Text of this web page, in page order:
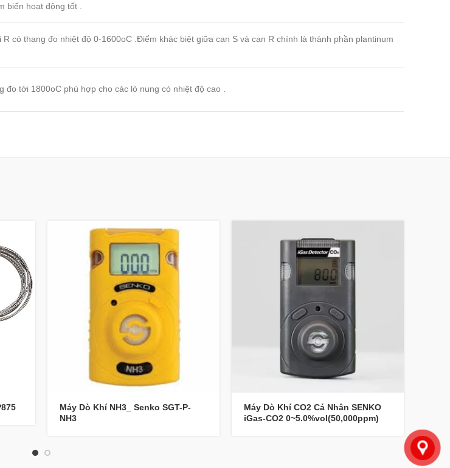
biến hoạt động tốt .
có thang đo nhiệt độ 0-1600oC .Điểm khác biệt giữa can S và can R chính là thành phần plantinum
đo tới 1800oC phù hợp cho các lò nung có nhiệt độ cao .
Máy Dò Khí NH3_ Senko SGT-P-
NH3
Máy Dò Khí CO2 Cá Nhân SENKO
iGas-CO2 0~5.0%vol(50,000ppm)